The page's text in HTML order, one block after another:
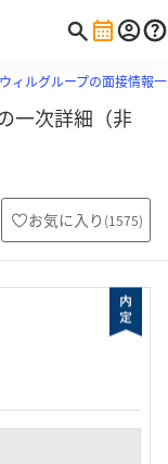
ウィルグループの面接情報
一次詳細（非
お気に入り (1575)